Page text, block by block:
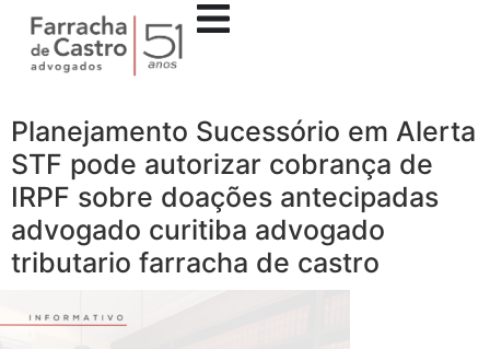
Planejamento Sucessório em Alerta
STF pode autorizar cobrança de
IRPF sobre doações antecipadas
advogado curitiba advogado
tributario farracha de castro